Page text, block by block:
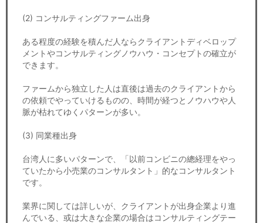
(2) コンサルティングファーム出身
ある程度の経験を積んだ人ならクライアントディベロップ
メントやコンサルティングノウハウ・コンセプトの確立が
できます。
ファームから独立した人は直後は過去のクライアントから
の依頼でやっていけるものの、時間が経つとノウハウや人
脈が枯れてゆくパターンが多い。
(3) 同業種出身
台湾人に多いパターンで、「以前コンビニの總経理をやっ
ていたから小売業のコンサルタント」的なコンサルタント
です。
業界に関しては詳しいが、クライアントが出身企業より進
んでいる、或は大きな企業の場合はコンサルティングテー